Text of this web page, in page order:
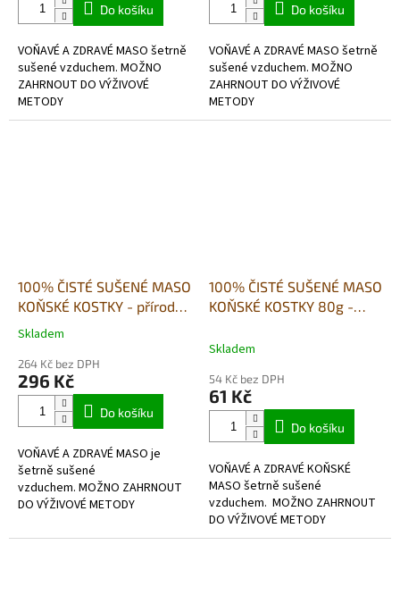
hvězdiček.
Do košíku
VOŇAVÉ A ZDRAVÉ MASO šetrně
sušené vzduchem. MOŽNO
ZAHRNOUT DO VÝŽIVOVÉ
METODY
BARF- hypoalergenní, bez
hvězdiček.
Do košíku
VOŇAVÉ A ZDRAVÉ MASO šetrně
sušené vzduchem. MOŽNO
ZAHRNOUT DO VÝŽIVOVÉ
METODY
BARF- hypoalergenní, bez
100% ČISTÉ SUŠENÉ MASO
KOŇSKÉ KOSTKY - přírodní
pamlsek-500g
Průměrné
produktu
je
hvězdiček.
Skladem
264 Kč bez DPH
296 Kč
Do košíku
VOŇAVÉ A ZDRAVÉ MASO je
šetrně sušené
vzduchem. MOŽNO ZAHRNOUT
DO VÝŽIVOVÉ METODY
BARF- hypoalergenní, bezlepkové, v
potravinářské kvalitě.
100% ČISTÉ SUŠENÉ MASO
KOŇSKÉ KOSTKY 80g -
Skladem
54 Kč bez DPH
61 Kč
Do košíku
VOŇAVÉ A ZDRAVÉ KOŇSKÉ
MASO šetrně sušené
vzduchem. MOŽNO ZAHRNOUT
DO VÝŽIVOVÉ METODY
BARF- hypoalergenní, bezlepkové,